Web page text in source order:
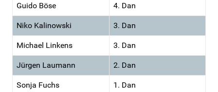
Guido Böse 4. Dan
Niko Kalinowski 3. Dan
Michael Linkens 3. Dan
Jürgen Laumann 2. Dan
Sonja Fuchs 1. Dan